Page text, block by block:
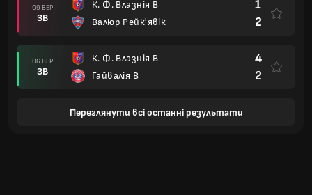
09 ВЕР
ЗВ
К. Ф. Влазнія В
Валюр Рейк'явік
1
2
06 ВЕР
ЗВ
К. Ф. Влазнія В
Гайвалія В
4
2
Переглянути всі останні результати